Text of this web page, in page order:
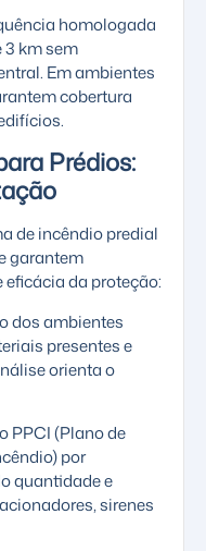
homologada
3 km sem
Em ambientes
cobertura
Prédios:
de incêndio predial
garantem
da proteção:
dos ambientes
presentes e
orienta o
PPCI (Plano de
por
quantidade e
sirenes